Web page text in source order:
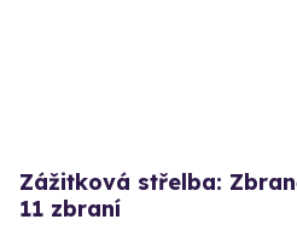
Zážitková střelba:
11 zbraní